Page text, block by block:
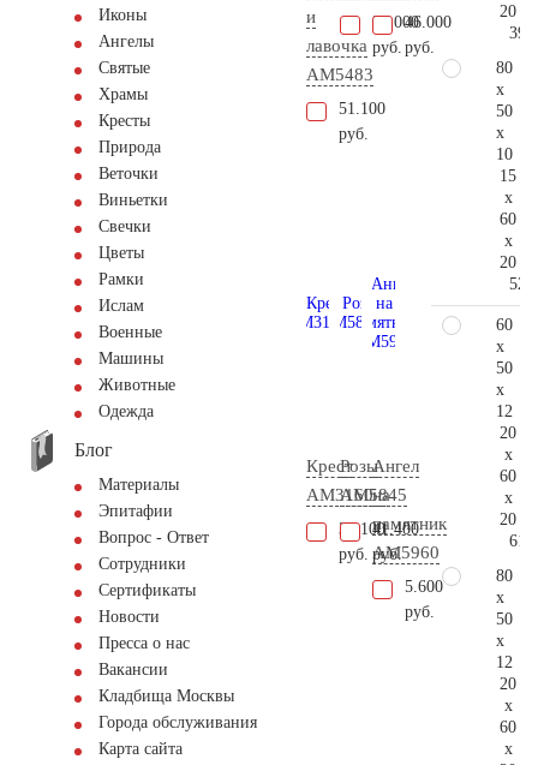
Иконы
Ангелы
Святые
Храмы
Кресты
Природа
Веточки
Виньетки
Свечки
Цветы
Рамки
Ислам
Военные
Машины
Животные
Одежда
Блог
Материалы
Эпитафии
Вопрос - Ответ
Сотрудники
Сертификаты
Новости
Пресса о нас
Вакансии
Кладбища Москвы
Города обслуживания
Карта сайта
и
лавочка
AM5483
51.100
руб.
20.000
руб.
46.000
руб.
Крест
AM3160
36.100
руб.
Розы
AM5845
41.400
руб.
Ангел
на
памятник
AM5960
5.600
руб.
20
80
x
50
x
10
15
x
60
x
20
60
x
50
x
12
20
x
60
x
20
80
x
50
x
12
20
x
60
x